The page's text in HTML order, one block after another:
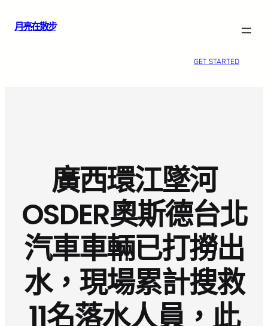
月亮在散步
GET STARTED
廣西環江墜河
OSDER奧斯德台北
汽車車輛已打撈出
水，現場累計搜救
11名落水人員，此